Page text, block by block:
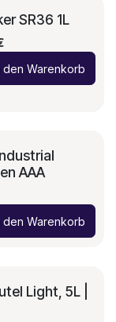
die Wunschliste
SR36 1L
den Warenkorb
die Wunschliste
AAA
den Warenkorb
Light, 5L |